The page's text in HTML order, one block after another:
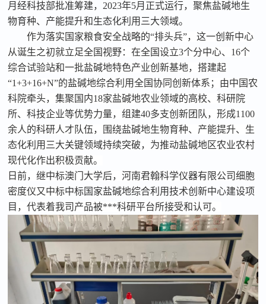
月经科技部批准筹建，2023年5月正式运行，聚焦盐碱地生
物育种、产能提升和生态化利用三大领域。
作为落实国家粮食安全战略的“排头兵”，这一创新中心
从诞生之初就立足全国视野：在全国设立3个分中心、16个
综合试验站和一批盐碱地特色产业创新基地，搭建起
“1+3+16+N”的盐碱地综合利用全国协同创新体系；由中国农
科院牵头，集聚国内18家盐碱地农业领域的高校、科研院
所、科技企业等优势力量，组建40多支创新团队，形成1100
余人的科研人才队伍，围绕盐碱地生物育种、产能提升、生
态化利用三大关键领域持续突破，为推动盐碱地区农业农村
现代化作出积极贡献。
日前，继中标澳门大学后，河南君翰科学仪器有限公司细胞
密度仪又中标中标国家盐碱地综合利用技术创新中心建设项
目 ，代表着我司产品被***科研平台所接受和认可。